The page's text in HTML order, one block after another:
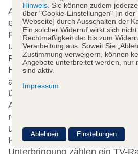
An der Rezeption im
englisch- und
Rat und Tat zur Seite. Die
umfasst eine
Per WLAN erhalten die Gäste
Hilfestellung bei der Buchung
am Tourdesk geboten. Die
über eine Reihe von
Annehmlichkeiten. Das Haus
rollstuhlgerechte Einrichtungen.
und ein Spielplatz gehören
Hotels. Zu den weiteren
Hinweis. Sie können zudem
über "Cookie-Einstellungen" [in
Webseite] durch Ausschalten der
Ein solcher Widerruf wirkt sich
Rechtmäßigkeit der bis zum
Verarbeitung aus. Soweit Sie
Zustimmung verweigern, können
Angebote unterbreitet werden, nur
sind aktiv.
Impressum
Ablehnen Einstellungen